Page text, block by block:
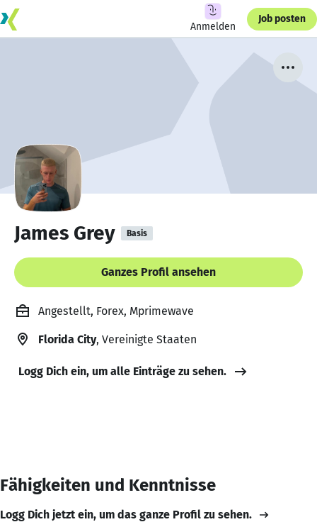
Anmelden
Job posten
James Grey Basis
Ganzes Profil ansehen
Angestellt, Forex, Mprimewave
Florida City, Vereinigte Staaten
Logg Dich ein, um alle Einträge zu sehen.
Fähigkeiten und Kenntnisse
Logg Dich jetzt ein, um das ganze Profil zu sehen.